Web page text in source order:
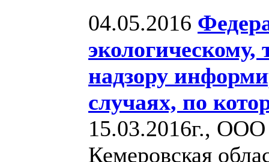
04.05.2016
экологическому,
надзору
случаях, по
15.03.2016г.,
Кемеровская